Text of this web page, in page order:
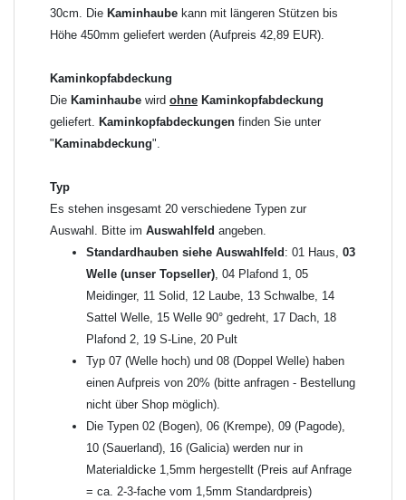
allgemeine Informationen:
Ab einerKaminlängevon 1200mm werden 6
Bei der Kombination mit
über 900mm wird dieKaminhaubein 1,5mm Dicke
angefertigt.
DieKaminhaubekann mit
145,39 EUR) geliefert werden.
Bitte besprechen Sie den Einbau der Kaminhaube
Ihrem zuständigenSchornsteinfeger
Kaminhauben Kaminabdeckungen
Nachnahme anbieten!
Lieferzeit: ca. 1-2 Wochen nach Zahlungseingang
Sonderanfertigung: Die Kaminhaube wird kundenspezifisch
angefertigt - keine Rücknahme möglich!
Zum Bild vergößern, bitte auf das Bild klicken!
30cm. Die Kaminhaube kann mit längeren Stützen bis
Höhe 450mm geliefert werden (Aufpreis 42,89 EUR).
Kaminkopfabdeckung
Die Kaminhaube wird ohne Kaminkopfabdeckung
geliefert. Kaminkopfabdeckungen finden Sie unter
" Kaminabdeckung".
Typ
Es stehen insgesamt 20 verschiedene Typen zur
Auswahl. Bitte im Auswahlfeld angeben.
Standardhauben siehe Auswahlfeld : 01 Haus, 03
Welle (unser Topseller), 04 Plafond 1, 05
Meidinger, 11 Solid, 12 Laube, 13 Schwalbe, 14
Sattel Welle, 15 Welle 90° gedreht, 17 Dach, 18
Plafond 2, 19 S-Line, 20 Pult
Typ 07 (Welle hoch) und 08 (Doppel Welle) haben
einen Aufpreis von 20% (bitte anfragen - Bestellung
nicht über Shop möglich).
Die Typen 02 (Bogen), 06 (Krempe), 09 (Pagode),
10 (Sauerland), 16 (Galicia) werden nur in
Materialdicke 1,5mm hergestellt (Preis auf Anfrage
= ca. 2-3-fache vom 1,5mm Standardpreis)